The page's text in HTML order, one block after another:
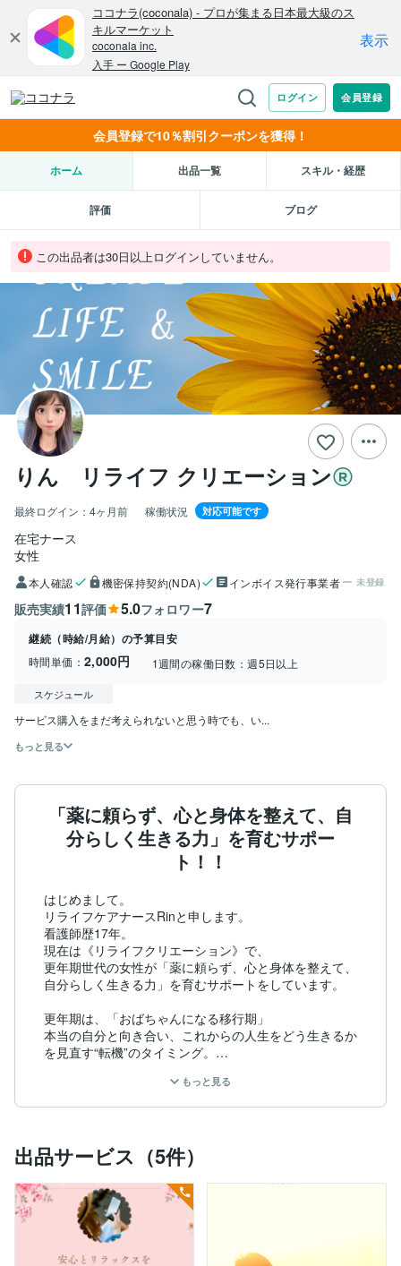
会員登録で10％割引クーポンを獲得！
ホーム 出品一覧 スキル・経歴
評価 ブログ
この出品者は30日以上ログインしていません。
りん リライフ クリエーション
最終ログイン： 4ヶ月前 稼働状況 対応可能です
在宅ナース
女性
本人確認 機密保持契約(NDA) インボイス発行事業者 未登録
販売実績11評価 5.0フォロワー7
継続（時給/月給）の予算目安
時間単価： 2,000円 1週間の稼働日数：週5日以上
スケジュール
サービス購入をまだ考えられないと思う時でも、い...
もっと見る
「薬に頼らず、心と身体を整えて、自
分らしく生きる力」を育むサポー
ト！！
はじめまして。
リライフケアナースRinと申します。
看護師歴17年。
現在は《リライフクリエーション》で、
更年期世代の女性が「薬に頼らず、心と身体を整えて、
自分らしく生きる力」を育むサポートをしています。
更年期は、「おばちゃんになる移行期」
本当の自分と向き合い、これからの人生をどう生きるか
を見直す“転機”のタイミング。
て、自分を見失ってしまう方もたくさんいらっしゃいま
す。
フケア」の視点から、
日常でできる小さな習慣を一緒に整えていきます。
・最近なんとなく不調が続いている
・病院に行くほどじゃないけどツライ
・薬に頼らず、根本から整えたい
・自分の体や心ともっと仲良くなりたい
もっと見る
出品サービス（5件）